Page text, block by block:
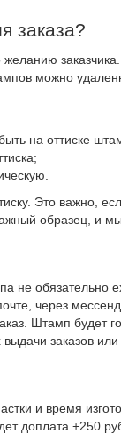
заказа?
можно
на оттиске
Это важно,
образец, и
не
через
Штамп будет
заказов или
и время
доплата +250